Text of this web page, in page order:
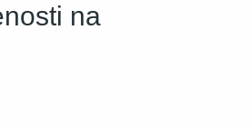
na